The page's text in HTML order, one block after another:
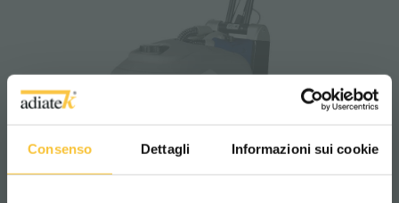
Consenso Dettagli Informazioni sui cookie